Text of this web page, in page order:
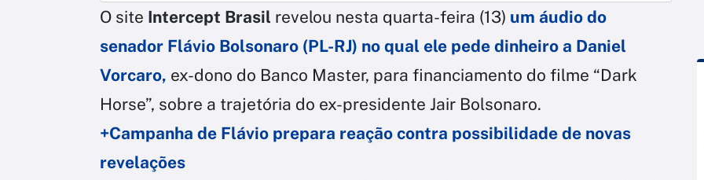
O site Intercept Brasil revelou nesta quarta-feira (13) um áudio do
senador Flávio Bolsonaro (PL-RJ) no qual ele pede dinheiro a Daniel
Vorcaro, ex-dono do Banco Master, para financiamento do filme “Dark
Horse”, sobre a trajetória do ex-presidente Jair Bolsonaro.
+Campanha de Flávio prepara reação contra possibilidade de novas
revelações